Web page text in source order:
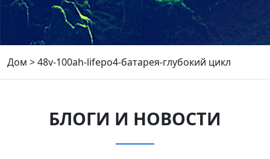
Дом >48v-100ah-lifepo4-батарея-глубокий цикл
БЛОГИ И НОВОСТИ